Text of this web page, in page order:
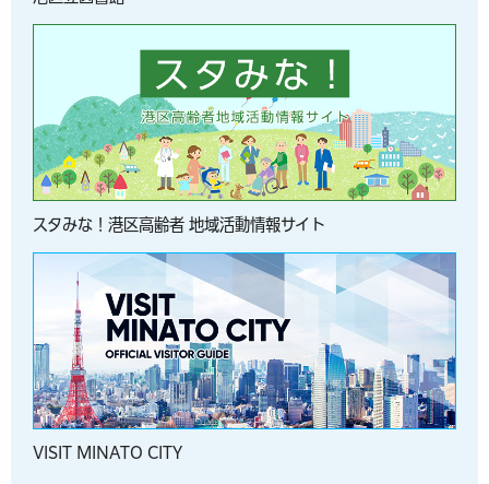
スタみな！港区高齢者 地域活動情報サイト
VISIT MINATO CITY